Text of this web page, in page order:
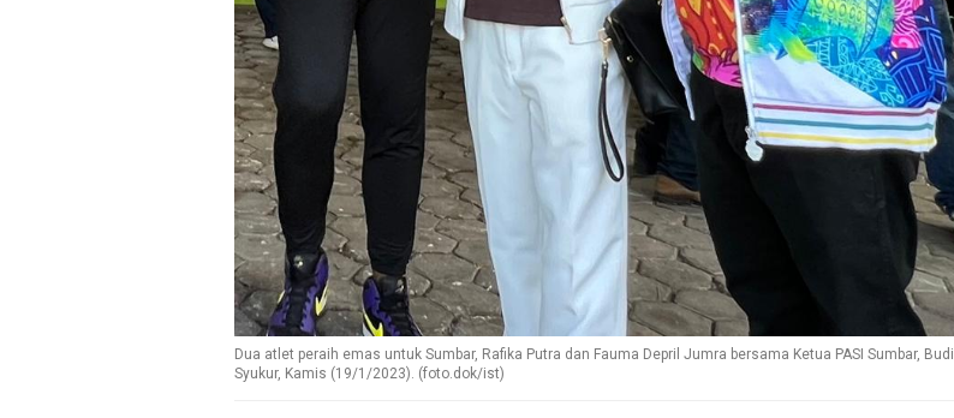
Dua atlet peraih emas untuk Sumbar, Rafika Putra dan Fauma Depril Jumra bersama Ketua PASI Sumbar, Budi
Syukur, Kamis (19/1/2023). (foto.dok/ist)